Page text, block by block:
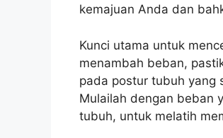
kemajuan Anda dan
Kunci utama untuk
menambah beban,
pada postur tubuh yang
Mulailah dengan beban
tubuh, untuk melatih